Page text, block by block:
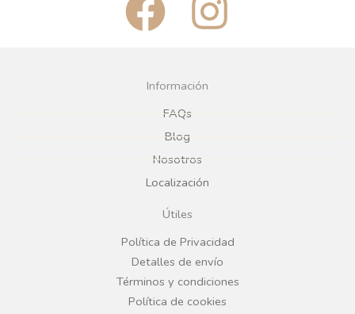
a
c
e
b
o
o
k
n
g
r
a
Información
FAQs
Blog
Nosotros
Localización
Útiles
Política de Privacidad
Detalles de envío
Términos y condiciones
Política de cookies